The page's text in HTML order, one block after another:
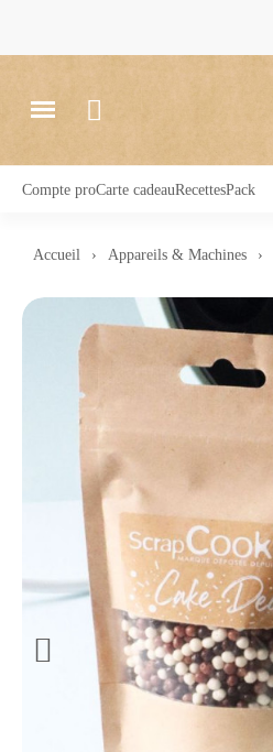
Compte proCarte cadeauRecettesPack
Accueil Appareils & Machines